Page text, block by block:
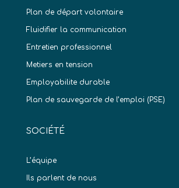
Plan de départ volontaire
Fluidifier la communication
Entretien professionnel
Metiers en tension
Employabilite durable
Plan de sauvegarde de l’emploi (PSE)
SOCIÉTÉ
L’équipe
Ils parlent de nous